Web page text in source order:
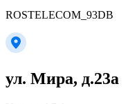
ROSTELECOM_93DB
ул. Мира, д.23а